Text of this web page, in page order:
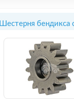
Шестерня бендикса